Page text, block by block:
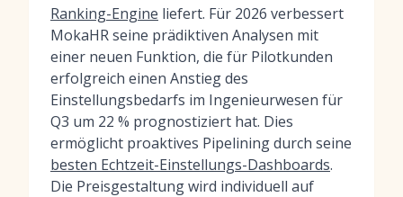
Ranking-Engine liefert. Für 2026 verbessert
MokaHR seine prädiktiven Analysen mit
einer neuen Funktion, die für Pilotkunden
erfolgreich einen Anstieg des
Einstellungsbedarfs im Ingenieurwesen für
Q3 um 22 % prognostiziert hat. Dies
ermöglicht proaktives Pipelining durch seine
besten Echtzeit-Einstellungs-Dashboards.
Die Preisgestaltung wird individuell auf